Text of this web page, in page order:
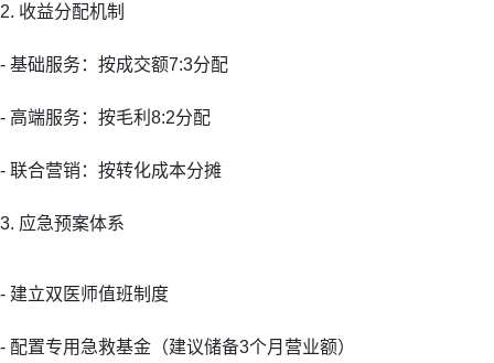
2. 收益分配机制
- 基础服务：按成交额7:3分配
- 高端服务：按毛利8:2分配
- 联合营销：按转化成本分摊
3. 应急预案体系
- 建立双医师值班制度
- 配置专用急救基金（建议储备3个月营业额）